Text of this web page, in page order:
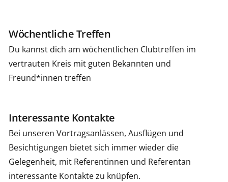
Wöchentliche Treffen
Du kannst dich am wöchentlichen Clubtreffen im
vertrauten Kreis mit guten Bekannten und
Freund*innen treffen
Interessante Kontakte
Bei unseren Vortragsanlässen, Ausflügen und
Besichtigungen bietet sich immer wieder die
Gelegenheit, mit Referentinnen und Referentan
interessante Kontakte zu knüpfen.